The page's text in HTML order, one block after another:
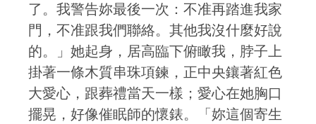
了。我警告妳最後一次：不准再踏進我家
門，不准跟我們聯絡。其他我沒什麼好說
的。」她起身，居高臨下俯瞰我，脖子上
掛著一條木質串珠項鍊，正中央鑲著紅色
大愛心，跟葬禮當天一樣；愛心在她胸口
擺晃，好像催眠師的懷錶。「妳這個寄生